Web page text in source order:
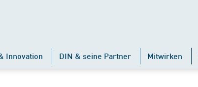
Innovation DIN & seine Partner Mitwirken